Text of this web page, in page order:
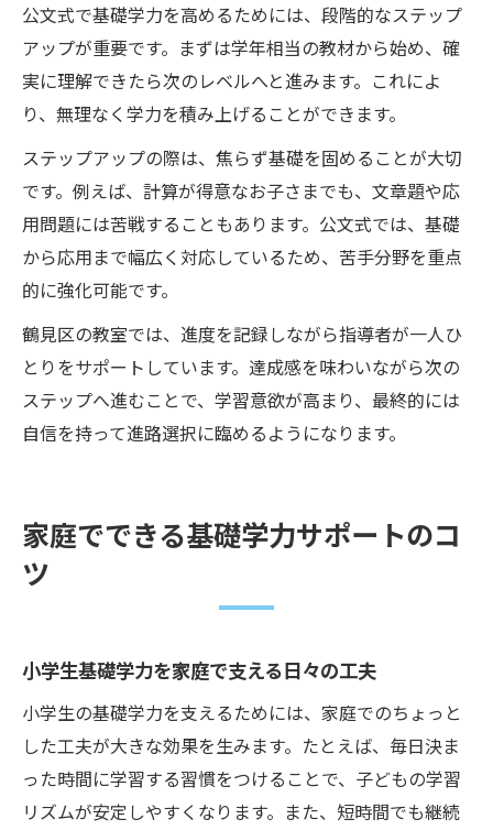
公文式で基礎学力を高めるためには、段階的なステップ
アップが重要です。まずは学年相当の教材から始め、確
実に理解できたら次のレベルへと進みます。これによ
り、無理なく学力を積み上げることができます。
ステップアップの際は、焦らず基礎を固めることが大切
です。例えば、計算が得意なお子さまでも、文章題や応
用問題には苦戦することもあります。公文式では、基礎
から応用まで幅広く対応しているため、苦手分野を重点
的に強化可能です。
鶴見区の教室では、進度を記録しながら指導者が一人ひ
とりをサポートしています。達成感を味わいながら次の
ステップへ進むことで、学習意欲が高まり、最終的には
自信を持って進路選択に臨めるようになります。
家庭でできる基礎学力サポートのコ
ツ
小学生基礎学力を家庭で支える日々の工夫
小学生の基礎学力を支えるためには、家庭でのちょっと
した工夫が大きな効果を生みます。たとえば、毎日決ま
った時間に学習する習慣をつけることで、子どもの学習
リズムが安定しやすくなります。また、短時間でも継続